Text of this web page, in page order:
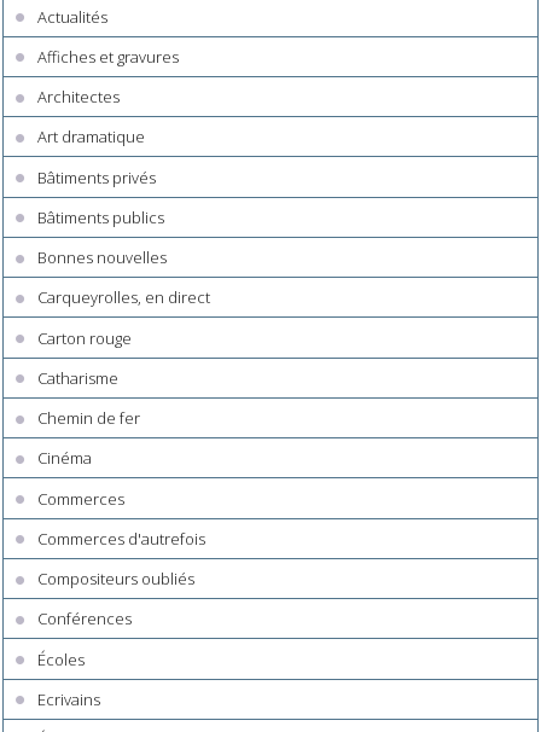
Actualités
Affiches et gravures
Architectes
Art dramatique
Bâtiments privés
Bâtiments publics
Bonnes nouvelles
Carqueyrolles, en direct
Carton rouge
Catharisme
Chemin de fer
Cinéma
Commerces
Commerces d'autrefois
Compositeurs oubliés
Conférences
Écoles
Ecrivains